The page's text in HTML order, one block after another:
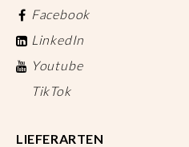
Facebook
LinkedIn
Youtube
TikTok
LIEFERARTEN